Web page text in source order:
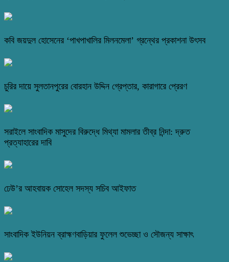
কবি জয়দুল হোসেনের ‘পাখপাখালির মিলনমেলা’ গ্রন্থের প্রকাশনা উৎসব
চুরির দায়ে সুলতানপুরের বোরহান উদ্দিন গ্রেপ্তার, কারাগারে প্রেরণ
সরাইলে সাংবাদিক মাসুদের বিরুদ্ধে মিথ্যা মামলার তীব্র নিন্দা: দ্রুত
প্রত্যাহারের দাবি
ঢেউ’র আহবায়ক সোহেল সদস্য সচিব আইফাত
সাংবাদিক ইউনিয়ন ব্রাহ্মণবাড়িয়ার ফুলেল শুভেচ্ছা ও সৌজন্য সাক্ষাৎ